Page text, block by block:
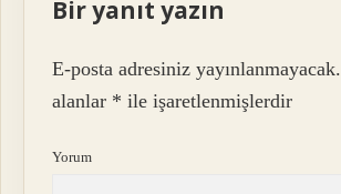
Bir yanıt yazın
E-posta adresiniz yayınlanmayacak.
alanlar * ile işaretlenmişlerdir
Yorum